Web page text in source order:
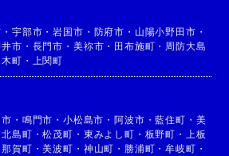
・宇部市 ・岩国市 ・ 防府市 ・ 山陽小野田市 ・
市 ・ 長門市 ・ 美祢市 ・ 田布施町 ・ 周防大島
町 ・ 上関町
・ 鳴門市 ・小松島市 ・阿波市 ・藍住町 ・ 美
北島町 ・松茂町 ・ 東みよし町 ・ 板野町 ・
上板
那賀町 ・美波町 ・ 神山町 ・ 勝浦町 ・牟岐町 ・